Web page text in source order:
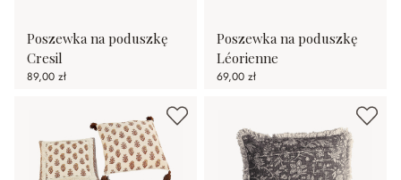
Poszewka na poduszkę
Cresil
89,00 zł
Poszewka na poduszkę
Léorienne
69,00 zł